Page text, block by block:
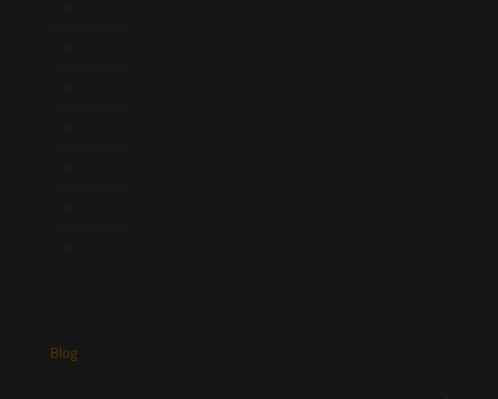
Blog